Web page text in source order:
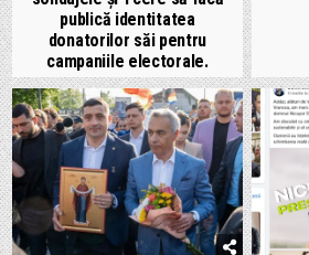
publică identitatea
donatorilor săi pentru
campaniile electorale.